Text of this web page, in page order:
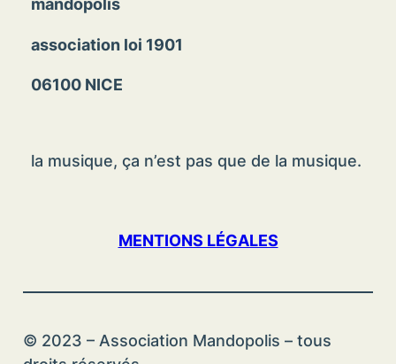
mandopolis
association loi 1901
06100 NICE
la musique, ça n’est pas que de la musique.
MENTIONS LÉGALES
© 2023 – Association Mandopolis – tous